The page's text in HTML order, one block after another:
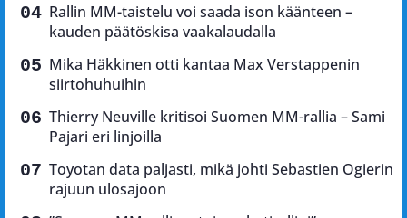
Rallin MM-taistelu voi saada ison käänteen –
kauden päätöskisa vaakalaudalla
Mika Häkkinen otti kantaa Max Verstappenin
siirtohuhuihin
Thierry Neuville kritisoi Suomen MM-rallia – Sami
Pajari eri linjoilla
Toyotan data paljasti, mikä johti Sebastien Ogierin
rajuun ulosajoon